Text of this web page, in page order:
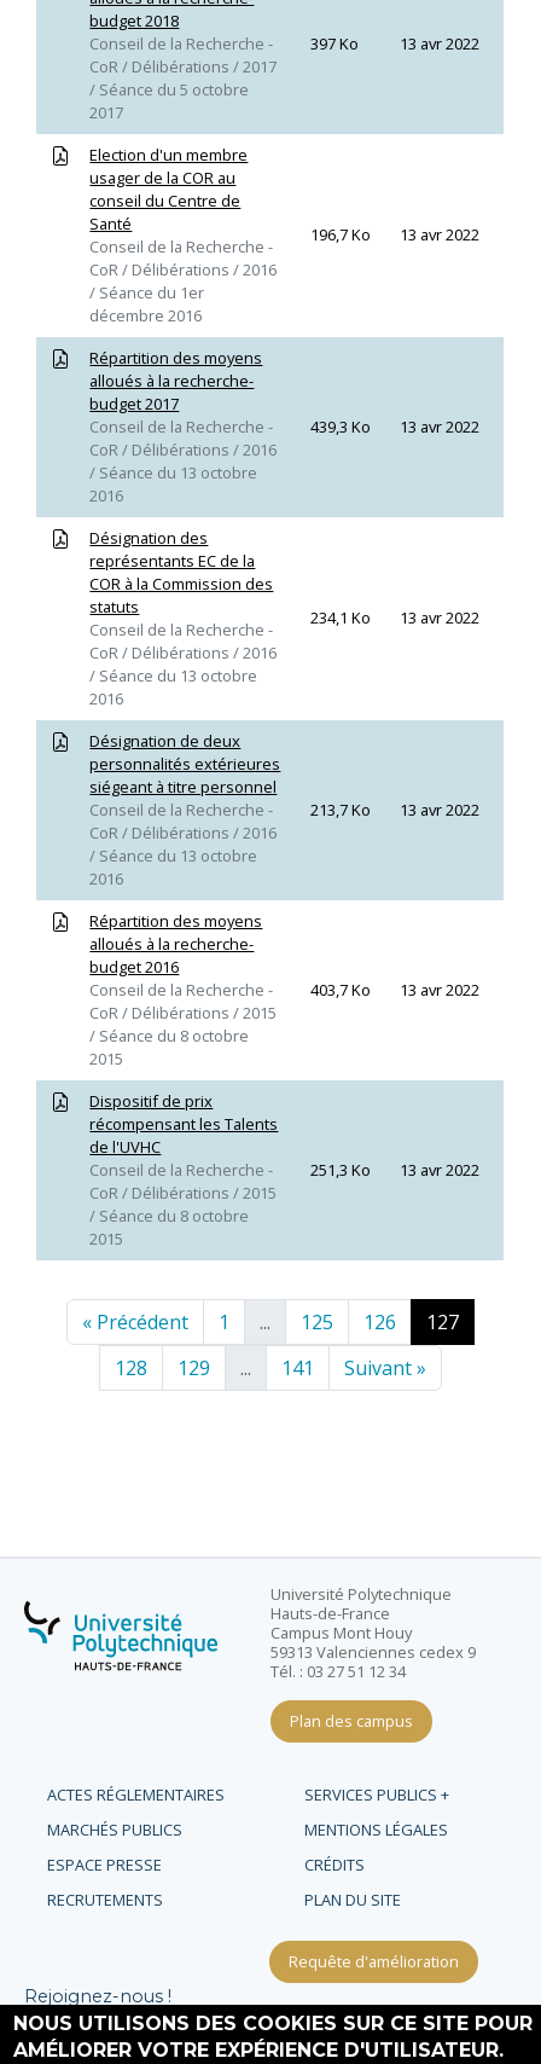
budget 2018
Conseil de la Recherche -
CoR / Délibérations / 2017
/ Séance du 5 octobre
2017
397 Ko 13 avr 2022
Election d'un membre
usager de la COR au
conseil du Centre de
Santé
Conseil de la Recherche -
CoR / Délibérations / 2016
/ Séance du 1er
décembre 2016
196,7 Ko 13 avr 2022
Répartition des moyens
alloués à la recherche-
budget 2017
Conseil de la Recherche -
CoR / Délibérations / 2016
/ Séance du 13 octobre
2016
439,3 Ko 13 avr 2022
Désignation des
représentants EC de la
COR à la Commission des
statuts
Conseil de la Recherche -
CoR / Délibérations / 2016
/ Séance du 13 octobre
2016
234,1 Ko 13 avr 2022
Désignation de deux
personnalités extérieures
siégeant à titre personnel
Conseil de la Recherche -
CoR / Délibérations / 2016
/ Séance du 13 octobre
2016
213,7 Ko 13 avr 2022
Répartition des moyens
alloués à la recherche-
budget 2016
Conseil de la Recherche -
CoR / Délibérations / 2015
/ Séance du 8 octobre
2015
403,7 Ko 13 avr 2022
Dispositif de prix
récompensant les Talents
de l'UVHC
Conseil de la Recherche -
CoR / Délibérations / 2015
/ Séance du 8 octobre
2015
251,3 Ko 13 avr 2022
« Précédent 1 ... 125 126
127
128
129 ... 141 Suivant »
Université Polytechnique
Hauts-de-France
Campus Mont Houy
59313 Valenciennes cedex 9
Tél. : 03 27 51 12 34
Plan des campus
ACTES RÉGLEMENTAIRES
SERVICES PUBLICS +
MARCHÉS PUBLICS
MENTIONS LÉGALES
ESPACE PRESSE
CRÉDITS
RECRUTEMENTS
PLAN DU SITE
Requête d'amélioration
Rejoignez-nous !
NOUS UTILISONS DES COOKIES SUR CE SITE POUR
AMÉLIORER VOTRE EXPÉRIENCE D'UTILISATEUR.